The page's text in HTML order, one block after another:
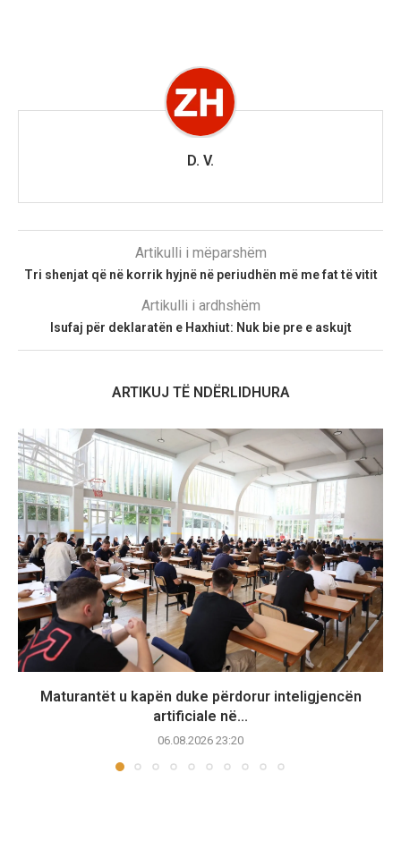
D. V.
Artikulli i mëparshëm
Tri shenjat që në korrik hyjnë në periudhën më me fat të vitit
Artikulli i ardhshëm
Isufaj për deklaratën e Haxhiut: Nuk bie pre e askujt
ARTIKUJ TË NDËRLIDHURA
Maturantët u kapën duke përdorur inteligjencën
artificiale në...
06.08.2026 23:20